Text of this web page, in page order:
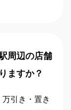
周辺の店舗
ますか？
引き・置き